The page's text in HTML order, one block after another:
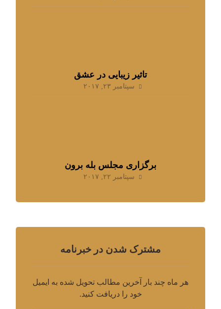
تاثیر زیبایی در عشق
سپتامبر ۲۳, ۲۰۱۷
برگزاری مجلس بله برون
سپتامبر ۲۲, ۲۰۱۷
مشترک شدن در خبرنامه
هر ماه چند بار آخرین مطالب تحویل شده به ایمیل
خود را دریافت کنید.